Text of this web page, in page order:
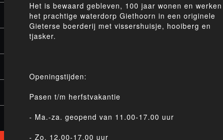
Het is bewaard gebleven, 100 jaar wonen en
het prachtige waterdorp Giethoorn in een originele
Gieterse boerderij met vissershuisje, hooiberg en
tjasker.
Openingstijden:
Pasen t/m herfstvakantie
- Ma.-za. geopend van 11.00-17.00 uur
- Zo. 12.00-17.00 uur